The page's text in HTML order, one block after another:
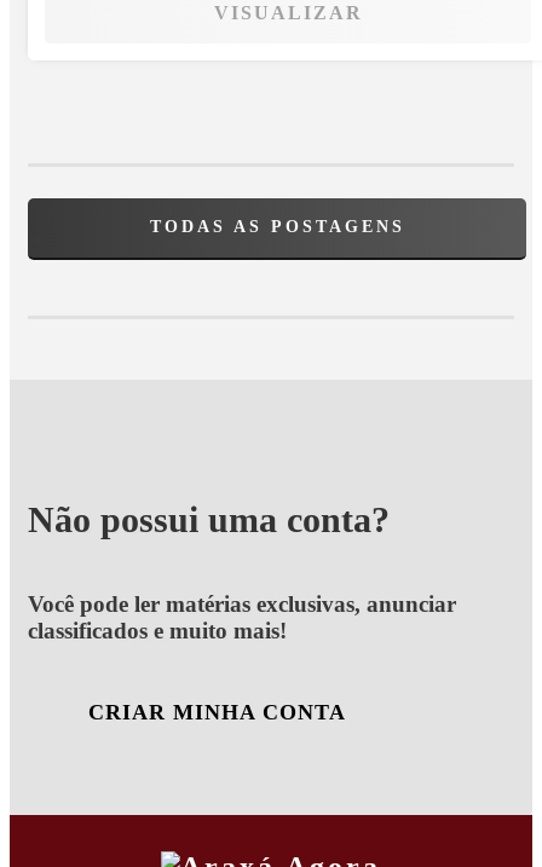
VISUALIZAR
TODAS AS POSTAGENS
Não possui uma conta?
Você pode ler matérias exclusivas, anunciar
classificados e muito mais!
CRIAR MINHA CONTA